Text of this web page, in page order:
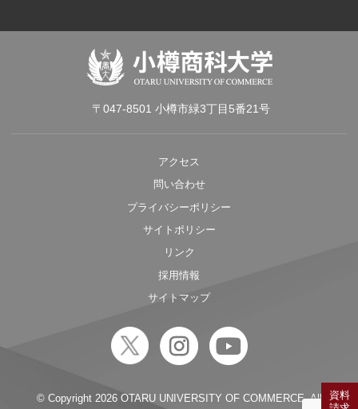
〒047-8501 小樽市緑3丁目5番21号
アクセス
問い合わせ
プライバシーポリシー
サイトポリシー
リンク
採用情報
サイトマップ
© Copyright 2026 OTARU UNIVERSITY OF COMMERCE. All
資料